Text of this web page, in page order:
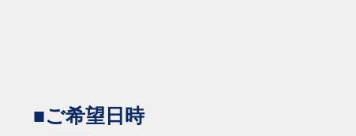
■ご希望日時